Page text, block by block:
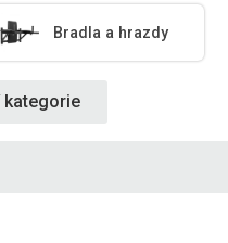
Bradla a hrazdy